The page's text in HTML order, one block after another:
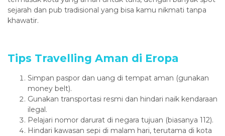
sejarah dan pub tradisional yang bisa kamu nikmati tanpa
khawatir.
Tips Travelling Aman di Eropa
Simpan paspor dan uang di tempat aman (gunakan
money belt).
Gunakan transportasi resmi dan hindari naik kendaraan
ilegal.
Pelajari nomor darurat di negara tujuan (biasanya 112).
Hindari kawasan sepi di malam hari, terutama di kota